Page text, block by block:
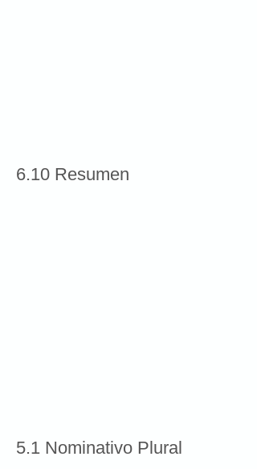
6.10 Resumen
5.1 Nominativo Plural